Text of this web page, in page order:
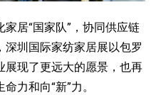
居“国家队”，协同供应链
圳国际家纺家居展以包罗
展现了更远大的愿景，也再
力和向“新”力。